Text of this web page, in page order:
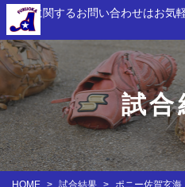
入部に関するお問い合わせはお気
試合
HOME > 試合結果 > ポニー佐賀玄